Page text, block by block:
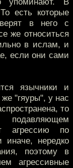
есть которые
в него с
же относиться
в ислам, и
если они сами
язычники и
"гяуры", у нас
то
агрессию по
нередко
поэтому в
агрессивные